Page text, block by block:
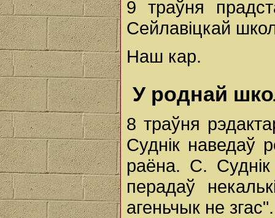
9 траўня
Сейлавіцкай
Наш кар.
У роднай
8 траўня
Суднік наведаў
раёна. С. Суднік
перадаў
агеньчык не згас".